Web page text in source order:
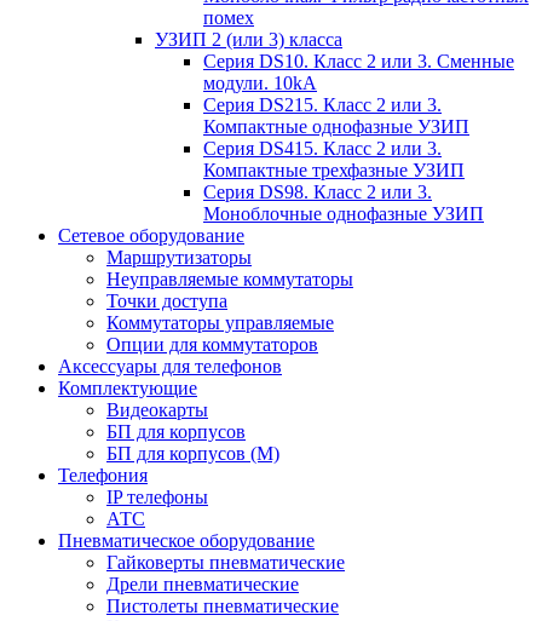
помех
УЗИП 2 (или 3) класса
Серия DS10. Класс 2 или 3. Сменные
модули. 10kA
Серия DS215. Класс 2 или 3.
Компактные однофазные УЗИП
Серия DS415. Класс 2 или 3.
Компактные трехфазные УЗИП
Серия DS98. Класс 2 или 3.
Моноблочные однофазные УЗИП
Сетевое оборудование
Маршрутизаторы
Неуправляемые коммутаторы
Точки доступа
Коммутаторы управляемые
Опции для коммутаторов
Аксессуары для телефонов
Комплектующие
Видеокарты
БП для корпусов
БП для корпусов (М)
Телефония
IP телефоны
АТС
Пневматическое оборудование
Гайковерты пневматические
Дрели пневматические
Пистолеты пневматические